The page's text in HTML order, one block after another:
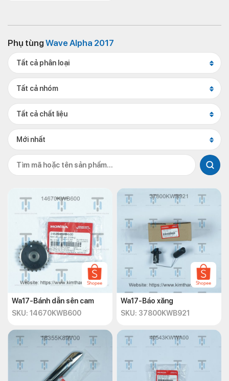
Phụ tùng Wave Alpha 2017
Tất cả phân loại
Tất cả nhóm
Tất cả chất liệu
Mới nhất
Wa17-Bánh dẫn sên cam
SKU: 14670KWB600
Wa17-Báo xăng
SKU: 37800KWB921